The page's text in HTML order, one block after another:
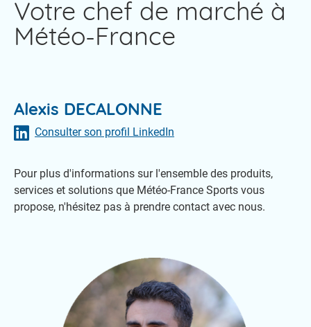
Votre chef de marché à
Météo-France
Alexis DECALONNE
Consulter son profil LinkedIn
Pour plus d'informations sur l'ensemble des produits,
services et solutions que Météo-France Sports vous
propose, n'hésitez pas à prendre contact avec nous.